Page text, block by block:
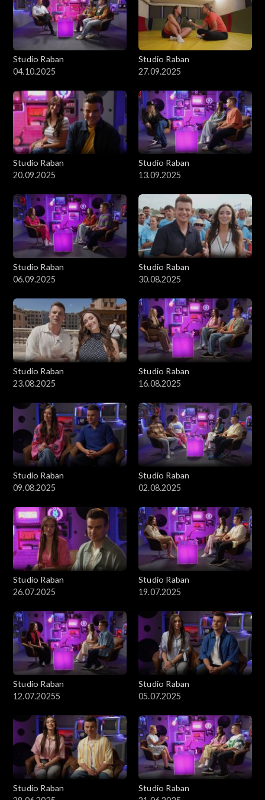
Studio Raban
04.10.2025
Studio Raban
27.09.2025
Studio Raban
20.09.2025
Studio Raban
13.09.2025
Studio Raban
06.09.2025
Studio Raban
30.08.2025
Studio Raban
23.08.2025
Studio Raban
16.08.2025
Studio Raban
09.08.2025
Studio Raban
02.08.2025
Studio Raban
26.07.2025
Studio Raban
19.07.2025
Studio Raban
12.07.20255
Studio Raban
05.07.2025
Studio Raban
Studio Raban